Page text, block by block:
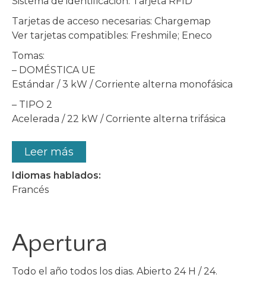
Tarjetas de acceso necesarias: Chargemap
Ver tarjetas compatibles: Freshmile; Eneco
Tomas:
– DOMÉSTICA UE
Estándar / 3 kW / Corriente alterna monofásica
– TIPO 2
Acelerada / 22 kW / Corriente alterna trifásica
Leer más
Idiomas hablados:
Francés
Apertura
Todo el año todos los dias. Abierto 24 H / 24.